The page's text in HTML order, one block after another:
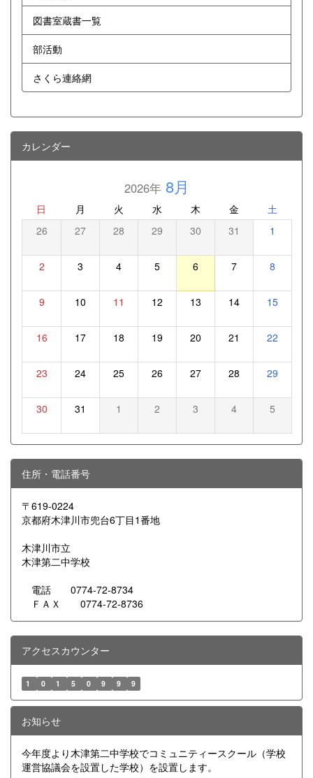
図書室蔵書一覧
部活動
さくら連絡網
カレンダー
2026年8月
日 月 火 水 木 金 土
26 27 28 29 30 31 1
2 3 4 5 6 7 8
9 10 11 12 13 14 15
16 17 18 19 20 21 22
23 24 25 26 27 28 29
30 31 1 2 3 4 5
住所・電話番号
〒619-0224
京都府木津川市兜台6丁目1番地
木津川市立
木津第二中学校
電話 0774-72-8734
ＦＡＸ 0774-72-8736
アクセスカウンター
1 0 1 5 0 9 9 9
お知らせ
今年度より木津第二中学校でコミュニティースクール（学校
運営協議会を設置した学校）を設置します。